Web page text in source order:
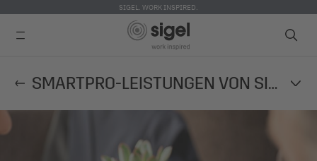
zum
SIGEL. WORK INSPIRED.
SMARTPRO-LEISTUNGEN VON SIGEL